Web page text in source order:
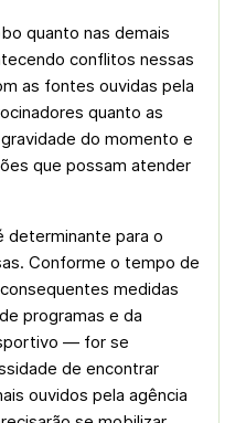
quanto nas demais
conflitos nessas
as fontes ouvidas pela
quanto as
do momento e
que possam atender
determinante para o
Conforme o tempo de
medidas
programas e da
— for se
de encontrar
ouvidos pela agência